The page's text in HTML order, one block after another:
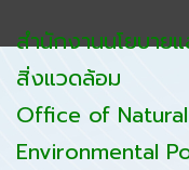
สำนักงานนโยบาย
สิ่งแวดล้อม
Office of
Environmental